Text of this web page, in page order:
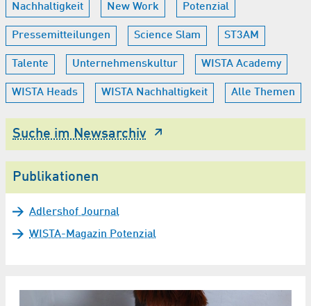
Nachhaltigkeit New Work Potenzial
Pressemitteilungen Science Slam ST3AM
Talente Unternehmenskultur WISTA Academy
WISTA Heads WISTA Nachhaltigkeit Alle Themen
Suche im Newsarchiv
Publikationen
Adlershof Journal
WISTA-Magazin Potenzial